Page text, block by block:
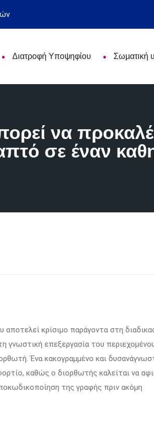
Διατροφή Υποψηφίου Σωματική
να
σε έναν
κρίσιμο παράγοντα στη
γνωστική επεξεργασία του
Ένα κακογραμμένο και
καθώς ο διορθωτής καλείται να
της γραφής πριν ακόμη